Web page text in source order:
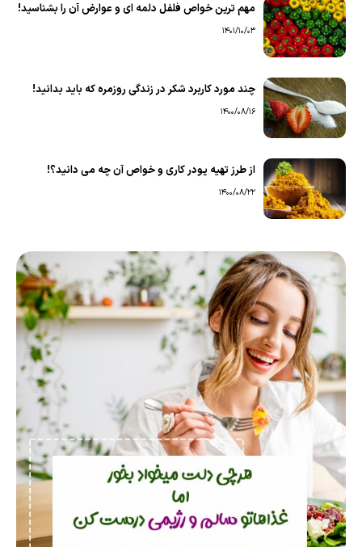
مهم ترین خواص فلفل دلمه ای و عوارض آن را بشناسید!
1401/10/03
چند مورد کاربرد شکر در زندگی روزمره که باید بدانید!
1400/08/16
از طرز تهیه پودر کاری و خواص آن چه می دانید؟!
1400/08/22